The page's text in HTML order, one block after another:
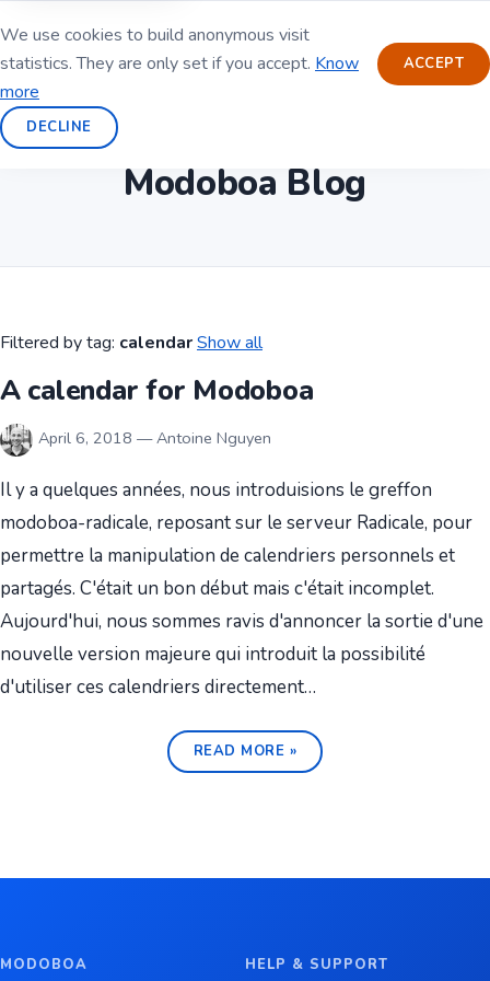
We use cookies to build anonymous visit
statistics. They are only set if you accept. Know
more
ACCEPT
DECLINE
Modoboa Blog
Filtered by tag: calendarShow all
A calendar for Modoboa
April 6, 2018 — Antoine Nguyen
Il y a quelques années, nous introduisions le greffon
modoboa-radicale, reposant sur le serveur Radicale, pour
permettre la manipulation de calendriers personnels et
partagés. C'était un bon début mais c'était incomplet.
Aujourd'hui, nous sommes ravis d'annoncer la sortie d'une
nouvelle version majeure qui introduit la possibilité
d'utiliser ces calendriers directement…
READ MORE »
MODOBOA HELP & SUPPORT